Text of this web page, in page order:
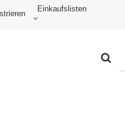
Einkaufslisten